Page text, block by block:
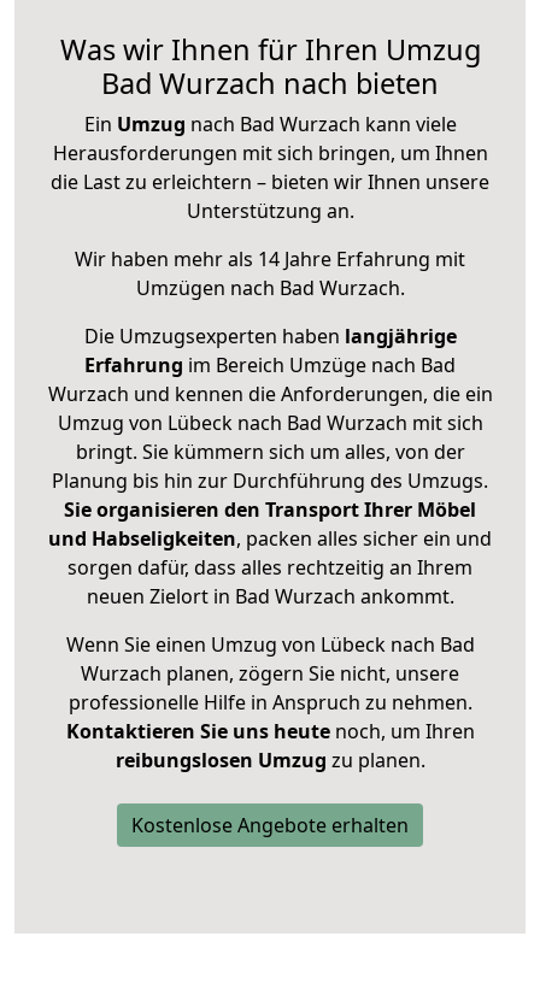
Was wir Ihnen für Ihren Umzug
Bad Wurzach nach bieten
Ein Umzug nach Bad Wurzach kann viele
Herausforderungen mit sich bringen, um Ihnen
die Last zu erleichtern – bieten wir Ihnen unsere
Unterstützung an.
Wir haben mehr als 14 Jahre Erfahrung mit
Umzügen nach Bad Wurzach.
Die Umzugsexperten haben langjährige
Erfahrung im Bereich Umzüge nach Bad
Wurzach und kennen die Anforderungen, die ein
Umzug von Lübeck nach Bad Wurzach mit sich
bringt. Sie kümmern sich um alles, von der
Planung bis hin zur Durchführung des Umzugs.
Sie organisieren den Transport Ihrer Möbel
und Habseligkeiten, packen alles sicher ein und
sorgen dafür, dass alles rechtzeitig an Ihrem
neuen Zielort in Bad Wurzach ankommt.
Wenn Sie einen Umzug von Lübeck nach Bad
Wurzach planen, zögern Sie nicht, unsere
professionelle Hilfe in Anspruch zu nehmen.
Kontaktieren Sie uns heutenoch, um Ihren
reibungslosen Umzug zu planen.
Kostenlose Angebote erhalten